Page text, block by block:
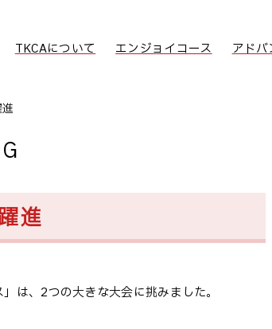
TKCAについて エンジョイコース アドバ
進
は、2つの大きな大会に挑みました。